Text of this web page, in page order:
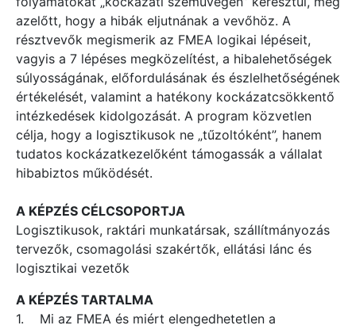
azelőtt, hogy a hibák eljutnának a vevőhöz. A
résztvevők megismerik az FMEA logikai lépéseit,
vagyis a 7 lépéses megközelítést, a hibalehetőségek
súlyosságának, előfordulásának és észlelhetőségének
értékelését, valamint a hatékony kockázatcsökkentő
intézkedések kidolgozását. A program közvetlen
célja, hogy a logisztikusok ne „tűzoltóként”, hanem
tudatos kockázatkezelőként támogassák a vállalat
hibabiztos működését.
A KÉPZÉS CÉLCSOPORTJA
Logisztikusok, raktári munkatársak, szállítmányozás
tervezők, csomagolási szakértők, ellátási lánc és
logisztikai vezetők
A KÉPZÉS TARTALMA
1. Mi az FMEA és miért elengedhetetlen a